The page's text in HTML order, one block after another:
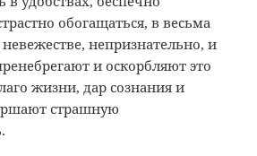
обогащаться, в весьма
непризнательно, и
и оскорбляют это
жизни, дар сознания и
страшную